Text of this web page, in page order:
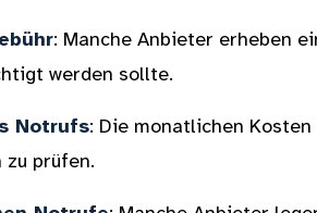
: Manche Anbieter erheben
werden sollte.
Notrufs: Die monatlichen
zu prüfen.